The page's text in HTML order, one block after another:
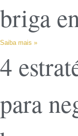
briga
Saiba mais »
4
para